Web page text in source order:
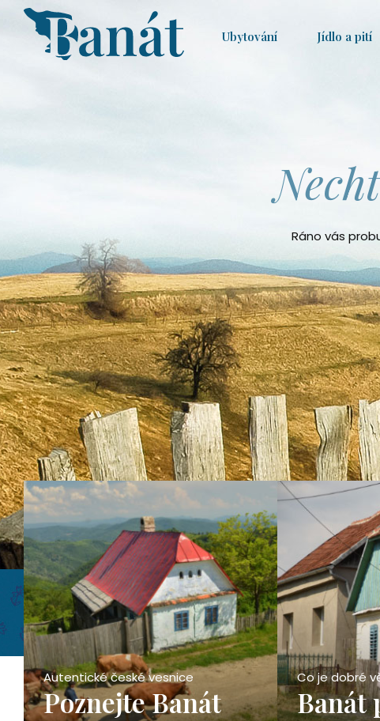
Ubytování­ Jídlo a pití
Ráno vás
Autentické české vesnice
Poznejte Banát
Co je dobré
Banát